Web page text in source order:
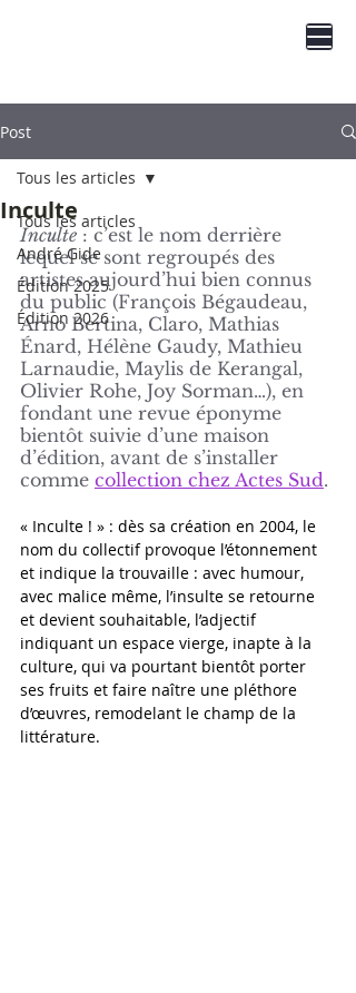
Post
Tous les articles
André Gide
Édition 2025
Édition 2026
Tous les articles
Inculte
Inculte : c’est le nom derrière
lequel se sont regroupés des
artistes aujourd’hui bien connus
du public (François Bégaudeau,
Arno Bertina, Claro, Mathias
Énard, Hélène Gaudy, Mathieu
Larnaudie, Maylis de Kerangal,
Olivier Rohe, Joy Sorman…), en
fondant une revue éponyme
bientôt suivie d’une maison
d’édition, avant de s’installer
comme collection chez Actes Sud.
« Inculte ! » : dès sa création en 2004, le
nom du collectif provoque l’étonnement
et indique la trouvaille : avec humour,
avec malice même, l’insulte se retourne
et devient souhaitable, l’adjectif
indiquant un espace vierge, inapte à la
culture, qui va pourtant bientôt porter
ses fruits et faire naître une pléthore
d’œuvres, remodelant le champ de la
littérature.